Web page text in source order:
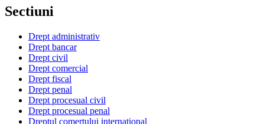
Sectiuni
Drept administrativ
Drept bancar
Drept civil
Drept comercial
Drept fiscal
Drept penal
Drept procesual civil
Drept procesual penal
Dreptul comertului international